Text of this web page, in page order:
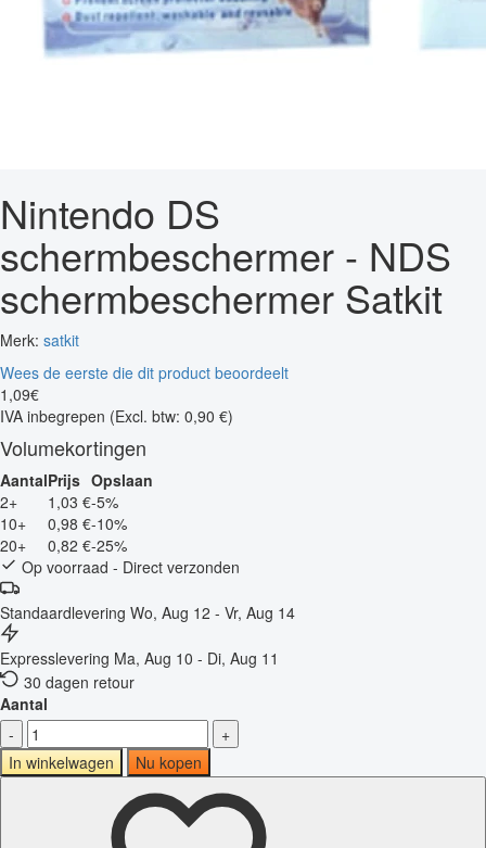
Nintendo DS
schermbeschermer - NDS
schermbeschermer Satkit
Merk: satkit
Wees de eerste die dit product beoordeelt
1 ,09€
IVA inbegrepen (Excl. btw: 0,90 €)
Volumekortingen
AantalPrijs Opslaan
2+
1,03 €-5%
10+
0,98 €-10%
20+
0,82 €-25%
Op voorraad - Direct verzonden
Standaardlevering Wo, Aug 12 - Vr, Aug 14
Expresslevering Ma, Aug 10 - Di, Aug 11
30 dagen retour
Aantal
-
+
In winkelwagen
Nu kopen